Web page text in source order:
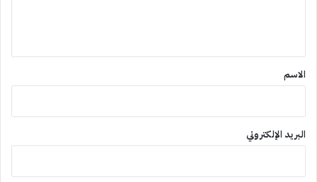
*
الاسم
البريد الإلكتروني